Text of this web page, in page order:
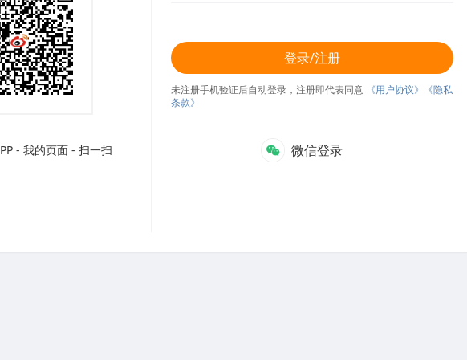
- 我的页面 - 扫一扫
登录/注册
未注册手机验证后自动登录，注册即代表同意 《用户协议》
《隐私
条款》
微信登录